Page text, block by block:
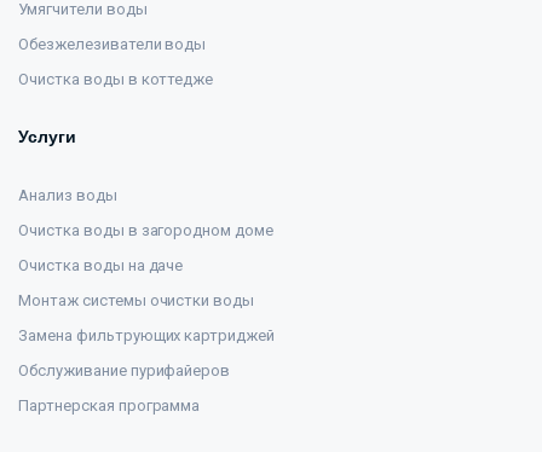
Умягчители воды
Обезжелезиватели воды
Очистка воды в коттедже
Услуги
Анализ воды
Очистка воды в загородном доме
Очистка воды на даче
Монтаж системы очистки воды
Замена фильтрующих картриджей
Обслуживание пурифайеров
Партнерская программа